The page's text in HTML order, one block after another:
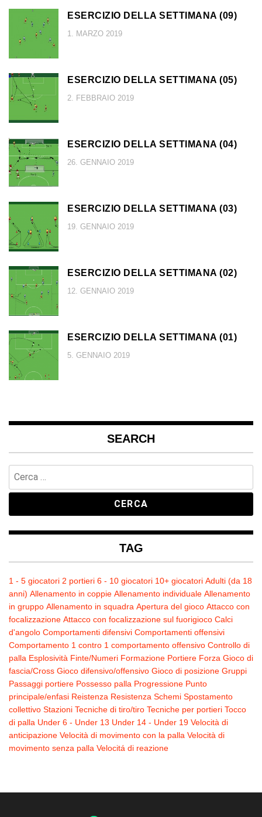
ESERCIZIO DELLA SETTIMANA (09)
1. MARZO 2019
ESERCIZIO DELLA SETTIMANA (05)
2. FEBBRAIO 2019
ESERCIZIO DELLA SETTIMANA (04)
26. GENNAIO 2019
ESERCIZIO DELLA SETTIMANA (03)
19. GENNAIO 2019
ESERCIZIO DELLA SETTIMANA (02)
12. GENNAIO 2019
ESERCIZIO DELLA SETTIMANA (01)
5. GENNAIO 2019
SEARCH
per:
TAG
1 - 5 giocatori 2 portieri 6 - 10 giocatori 10+ giocatori Adulti (da 18
anni) Allenamento in coppie Allenamento individuale Allenamento
in gruppo Allenamento in squadra Apertura del gioco Attacco con
focalizzazione Attacco con focalizzazione sul fuorigioco Calci
d'angolo Comportamenti difensivi Comportamenti offensivi
Comportamento 1 contro 1 comportamento offensivo Controllo di
palla Esplosività Finte/Numeri Formazione Portiere Forza Gioco di
fascia/Cross Gioco difensivo/offensivo Gioco di posizione Gruppi
Passaggi portiere Possesso palla Progressione Punto
principale/enfasi Reistenza Resistenza Schemi Spostamento
collettivo Stazioni Tecniche di tiro/tiro Tecniche per portieri Tocco
di palla Under 6 - Under 13 Under 14 - Under 19 Velocità di
anticipazione Velocità di movimento con la palla Velocità di
movimento senza palla Velocitá di reazione